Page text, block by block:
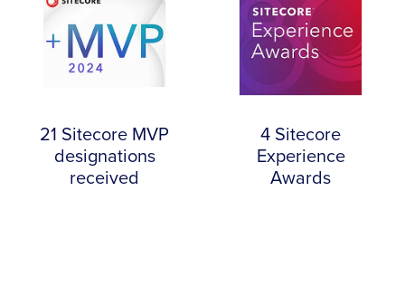
21 Sitecore MVP
designations
received
4 Sitecore
Experience
Awards